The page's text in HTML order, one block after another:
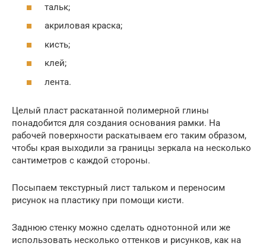
тальк;
акриловая краска;
кисть;
клей;
лента.
Целый пласт раскатанной полимерной глины
понадобится для создания основания рамки. На
рабочей поверхности раскатываем его таким образом,
чтобы края выходили за границы зеркала на несколько
сантиметров с каждой стороны.
Посыпаем текстурный лист тальком и переносим
рисунок на пластику при помощи кисти.
Заднюю стенку можно сделать однотонной или же
использовать несколько оттенков и рисунков, как на